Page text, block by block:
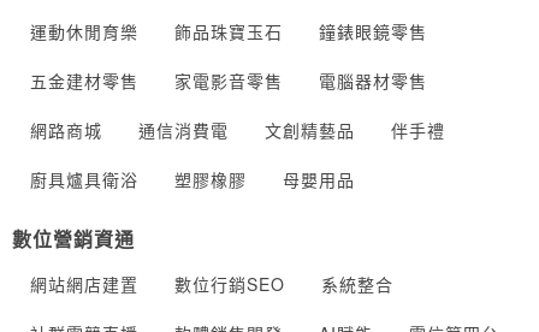
運動休閒育樂 飾品珠寶玉石 鐘錶眼鏡零售
五金建材零售 家電影音零售 電腦器材零售
網路商城 通信消費電 文創精藝品 伴手禮
廚具爐具衛浴 塑膠橡膠 母嬰用品
數位營銷資通
網站網店建置 數位行銷SEO 系統整合